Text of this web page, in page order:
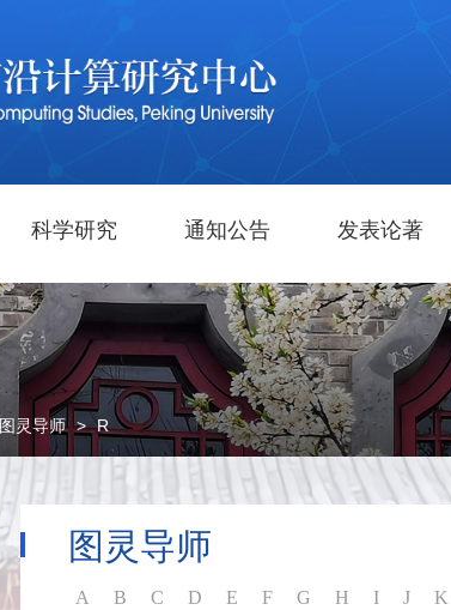
科学研究 通知公告 发表论著
图灵导师 > R
图灵导师
A B C D E F G H I J K